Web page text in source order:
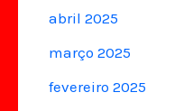
abril 2025
março 2025
fevereiro 2025